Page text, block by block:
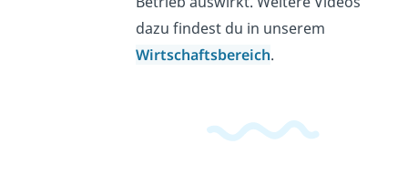
dazu findest du in unserem
Wirtschaftsbereich.